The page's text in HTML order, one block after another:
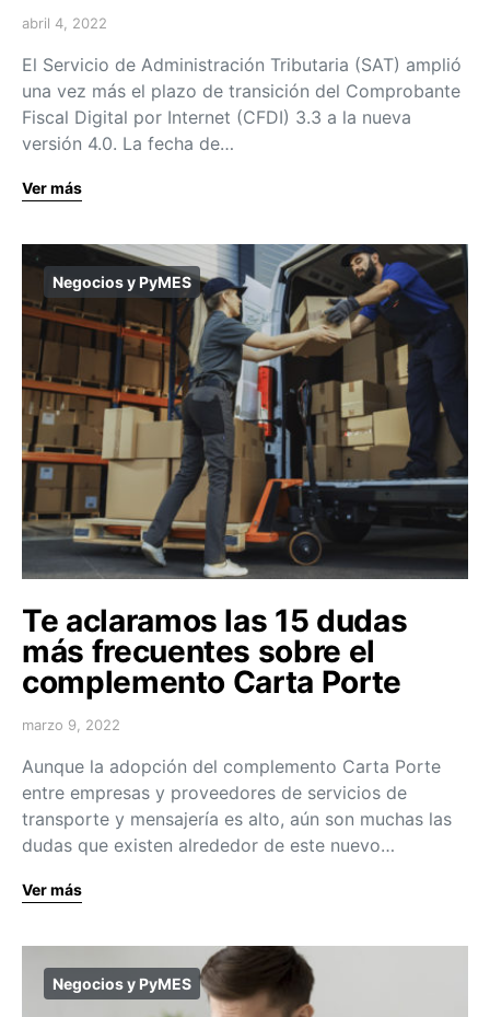
abril 4, 2022
El Servicio de Administración Tributaria (SAT) amplió
una vez más el plazo de transición del Comprobante
Fiscal Digital por Internet (CFDI) 3.3 a la nueva
versión 4.0. La fecha de…
Ver más
Negocios y PyMES
Te aclaramos las 15 dudas
más frecuentes sobre el
complemento Carta Porte
marzo 9, 2022
Aunque la adopción del complemento Carta Porte
entre empresas y proveedores de servicios de
transporte y mensajería es alto, aún son muchas las
dudas que existen alrededor de este nuevo…
Ver más
Negocios y PyMES